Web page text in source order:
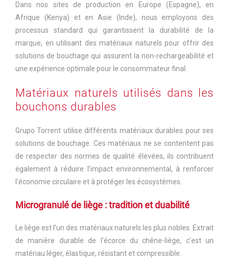
Dans nos sites de production en Europe (Espagne), en
Afrique (Kenya) et en Asie (Inde), nous employons des
processus standard qui garantissent la durabilité de la
marque, en utilisant des matériaux naturels pour offrir des
solutions de bouchage qui assurent la non-rechargeabilité et
une expérience optimale pour le consommateur final.
Matériaux naturels utilisés dans les
bouchons durables
Grupo Torrent utilise différents matériaux durables pour ses
solutions de bouchage. Ces matériaux ne se contentent pas
de respecter des normes de qualité élevées, ils contribuent
également à réduire l’impact environnemental, à renforcer
l’économie circulaire et à protéger les écosystèmes.
Microgranulé de liège : tradition et duabilité
Le liège est l’un des matériaux naturels les plus nobles. Extrait
de manière durable de l’écorce du chêne-liège, c’est un
matériau léger, élastique, résistant et compressible.